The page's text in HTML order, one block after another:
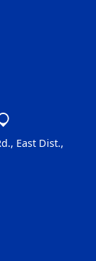
East Dist.,